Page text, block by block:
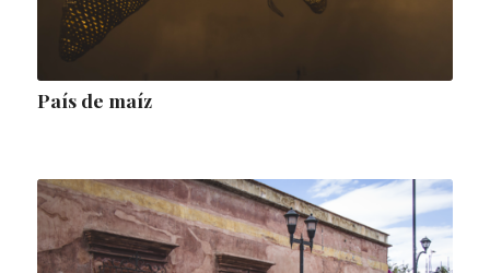
País de maíz